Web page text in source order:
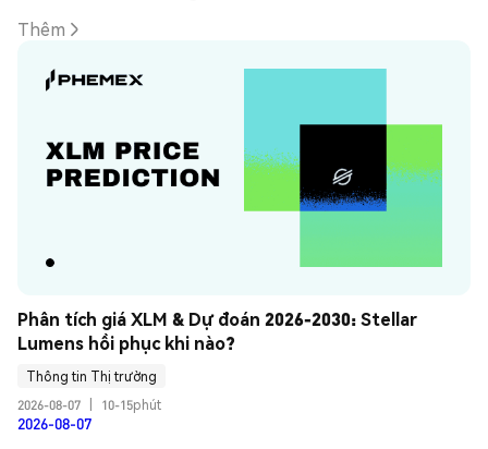
Thêm
Phân tích giá XLM & Dự đoán 2026-2030: Stellar
Lumens hồi phục khi nào?
Thông tin Thị trường
2026-08-07
10-15phút
2026-08-07